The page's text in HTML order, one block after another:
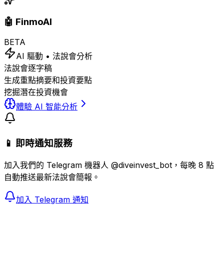
🤖 FinmoAI
BETA
AI 驅動 • 法說會分析
法說會逐字稿
生成重點摘要和投資要點
挖掘潛在投資機會
體驗 AI 智能分析
📱 即時通知服務
加入我們的 Telegram 機器人 @diveinvest_bot，每晚 8 點
自動推送最新法說會簡報。
加入 Telegram 通知